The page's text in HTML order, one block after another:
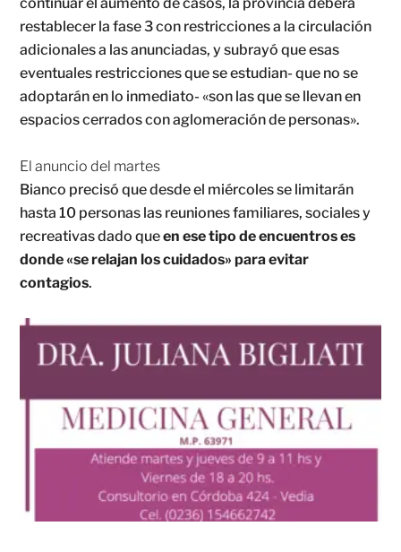
restablecer la fase 3 con restricciones a la circulación
adicionales a las anunciadas, y subrayó que esas
eventuales restricciones que se estudian- que no se
adoptarán en lo inmediato- «son las que se llevan en
espacios cerrados con aglomeración de personas».
El anuncio del martes
Bianco precisó que desde el miércoles se limitarán
hasta 10 personas las reuniones familiares, sociales y
recreativas dado queen ese tipo de encuentros es
donde «se relajan los cuidados» para evitar
contagios.